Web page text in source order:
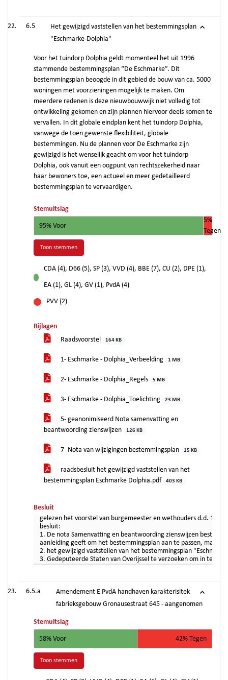
6.5
Het gewijzigd vaststellen van het bestemmingsplan
"Eschmarke-Dolphia"
Voor het tuindorp Dolphia geldt momenteel het uit 1996
stammende bestemmingsplan “De Eschmarke”. Dit
bestemmingsplan beoogde in dit gebied de bouw van ca. 5000
woningen met voorzieningen mogelijk te maken. Om
meerdere redenen is deze nieuwbouwwijk niet volledig tot
ontwikkeling gekomen en zijn plannen hiervoor deels komen te
vervallen. In dit globale eindplan kent het tuindorp Dolphia,
vanwege de toen gewenste flexibiliteit, globale
bestemmingen. Nu de plannen voor De Eschmarke zijn
gewijzigd is het wenselijk geacht om voor het tuindorp
Dolphia, ook vanuit een oogpunt van rechtszekerheid naar
haar bewoners toe, een actueel en meer gedetailleerd
bestemmingsplan te vervaardigen.
Stemuitslag
95% Voor
5%
Tegen
Toon stemmen
voor
CDA (4), D66 (5), SP (3), VVD (4), BBE (7), CU (2), DPE (1),
EA (1), GL (4), GV (1), PvdA (4)
PVV (2)
Bijlagen
Raadsvoorstel
164 KB
1- Eschmarke - Dolphia_Verbeelding 1 MB
2- Eschmarke - Dolphia_Regels 5 MB
3- Eschmarke - Dolphia_Toelichting 23 MB
5- geanonimiseerd Nota samenvatting en
beantwoording zienswijzen
126 KB
7- Nota van wijzigingen bestemmingsplan 15 KB
raadsbesluit het gewijzigd vaststellen van het
bestemmingsplan Eschmarke Dolphia.pdf
403 KB
Besluit
gelezen het voorstel van burgemeester en wethouders d.d. 11
besluit:
1. De nota Samenvatting en beantwoording zienswijzen
aanleiding geeft om het bestemmingsplan aan te passen, maar
2. het gewijzigd vaststellen van het bestemmingsplan
3. Gedeputeerde Staten van Overijssel te verzoeken om in te
6.5.a
Amendement E PvdA handhaven karakterisitek
fabrieksgebouw Gronausestraat 645 - aangenomen
Stemuitslag
58% Voor 42% Tegen
Toon stemmen